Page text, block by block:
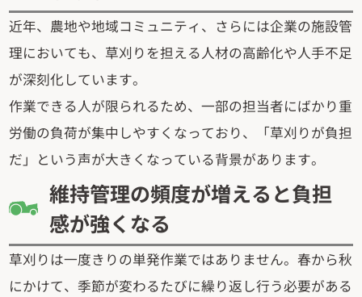
近年、農地や地域コミュニティ、さらには企業の施設管
理においても、草刈りを担える人材の高齢化や人手不足
が深刻化しています。
作業できる人が限られるため、一部の担当者にばかり重
労働の負荷が集中しやすくなっており、「草刈りが負担
だ」という声が大きくなっている背景があります。
維持管理の頻度が増えると負担
感が強くなる
草刈りは一度きりの単発作業ではありません。春から秋
にかけて、季節が変わるたびに繰り返し行う必要がある